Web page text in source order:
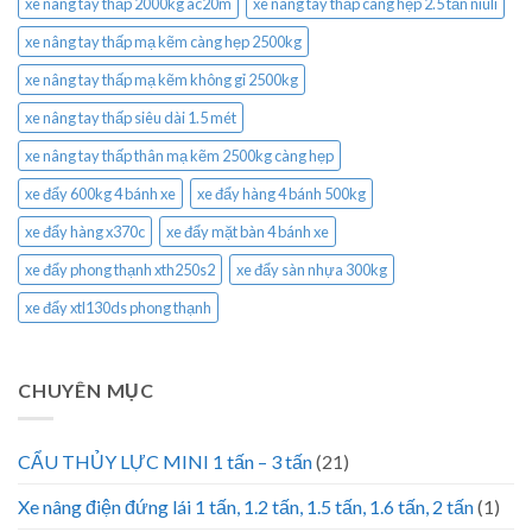
xe nâng tay thấp mạ kẽm càng hẹp 2500kg
xe nâng tay thấp mạ kẽm không gỉ 2500kg
xe nâng tay thấp siêu dài 1.5 mét
xe nâng tay thấp thân mạ kẽm 2500kg càng hẹp
xe đẩy 600kg 4 bánh xe
xe đẩy hàng 4 bánh 500kg
xe đẩy hàng x370c
xe đẩy mặt bàn 4 bánh xe
xe đẩy phong thạnh xth250s2
xe đẩy sàn nhựa 300kg
xe đẩy xtl130ds phong thạnh
CHUYÊN MỤC
CẨU THỦY LỰC MINI 1 tấn – 3 tấn(21)
Xe nâng điện đứng lái 1 tấn, 1.2 tấn, 1.5 tấn, 1.6 tấn, 2 tấn(1)